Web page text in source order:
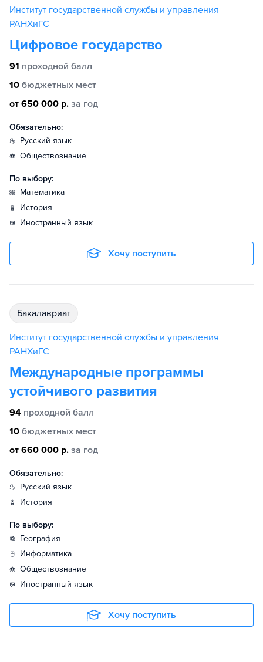
Институт государственной службы и управления
РАНХиГС
Цифровое государство
91 проходной балл
10 бюджетных мест
от 650 000 р. за год
Обязательно:
русский язык
обществознание
По выбору:
математика
история
иностранный язык
Хочу поступить
бакалавриат
Институт государственной службы и управления
РАНХиГС
Международные программы
устойчивого развития
94 проходной балл
10 бюджетных мест
от 660 000 р. за год
Обязательно:
русский язык
история
По выбору:
география
информатика
обществознание
иностранный язык
Хочу поступить